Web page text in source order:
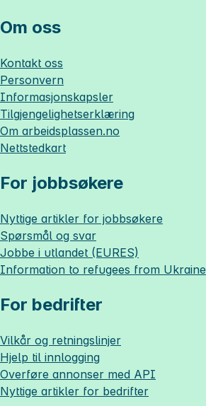
Om oss
Kontakt oss
Personvern
Informasjonskapsler
Tilgjengelighetserklæring
Om arbeidsplassen.no
Nettstedkart
For jobbsøkere
Nyttige artikler for jobbsøkere
Spørsmål og svar
Jobbe i utlandet (EURES)
Information to refugees from Ukraine
For bedrifter
Vilkår og retningslinjer
Hjelp til innlogging
Overføre annonser med API
Nyttige artikler for bedrifter